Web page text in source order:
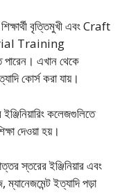
বৃত্তিমুখী এবং Craft
Training
এখান থেকে
কোর্স করা যায়।
কলেজগুলিতে
দেওয়া হয়।
স্তরের ইঞ্জিনিয়ার এবং
ইত্যাদি পড়া